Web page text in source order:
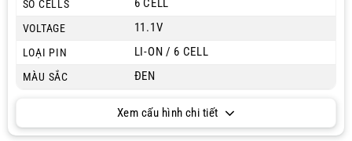
SỐ CELLS 6 CELL
VOLTAGE 11.1V
LOẠI PIN LI-ON / 6 CELL
MÀU SẮC ĐEN
Xem cấu hình chi tiết